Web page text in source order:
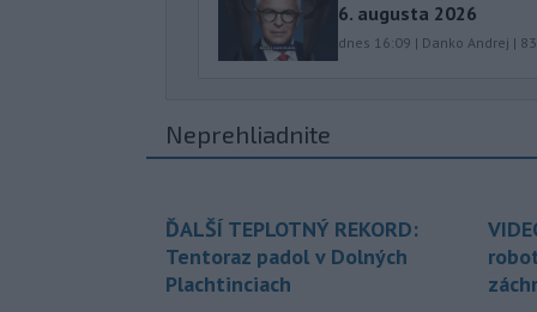
6. augusta 2026
dnes 16:09 | Danko Andrej |
Neprehliadnite
ĎALŠÍ TEPLOTNÝ REKORD:
Tentoraz padol v Dolných
Plachtinciach